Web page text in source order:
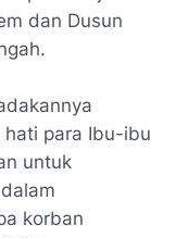
dan Dusun
hati para Ibu-ibu
untuk
korban